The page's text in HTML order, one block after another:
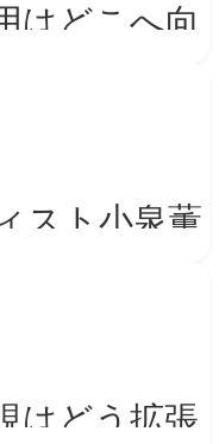
はどこへ向
間中心」へ
スト小泉薫
「ノイズと
はどう拡張